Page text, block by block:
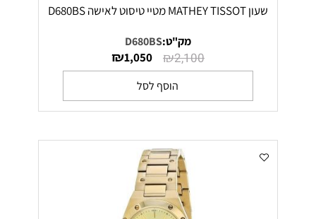
שעון MATHEY TISSOT מטיי טיסוט לאישה D680BS
מק"ט:D680BS
₪2,100
₪1,050
הוסף לסל